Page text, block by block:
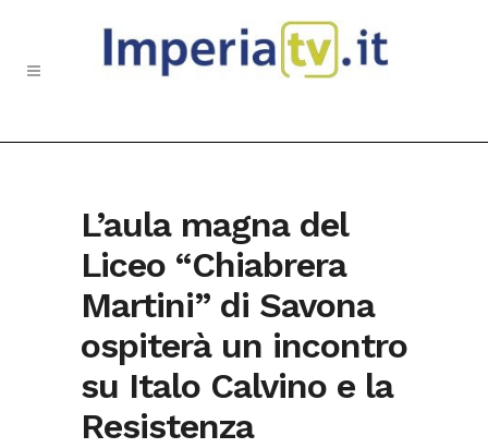
L’aula magna del
Liceo “Chiabrera
Martini” di Savona
ospiterà un incontro
su Italo Calvino e la
Resistenza